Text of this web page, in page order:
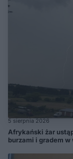
5 sierpnia 2026
Afrykański żar
burzami i gradem